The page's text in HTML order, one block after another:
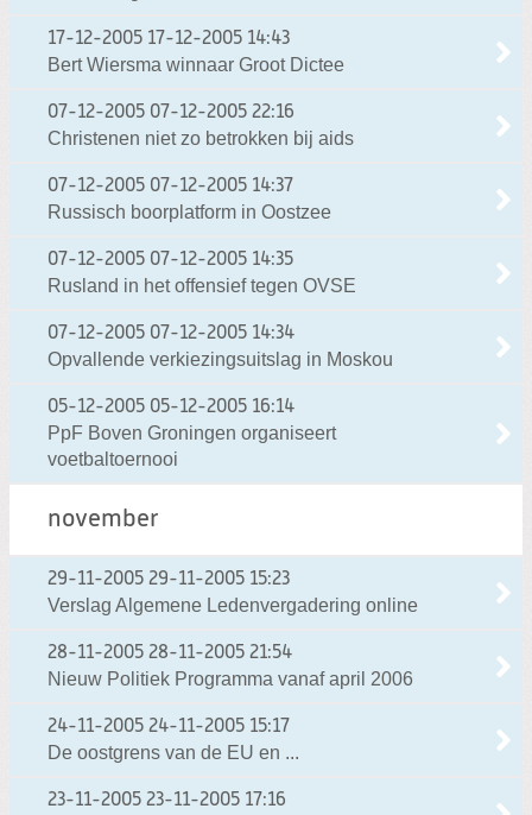
17-12-2005 17-12-2005 14:43
Bert Wiersma winnaar Groot Dictee
07-12-2005 07-12-2005 22:16
Christenen niet zo betrokken bij aids
07-12-2005 07-12-2005 14:37
Russisch boorplatform in Oostzee
07-12-2005 07-12-2005 14:35
Rusland in het offensief tegen OVSE
07-12-2005 07-12-2005 14:34
Opvallende verkiezingsuitslag in Moskou
05-12-2005 05-12-2005 16:14
PpF Boven Groningen organiseert
voetbaltoernooi
november
29-11-2005 29-11-2005 15:23
Verslag Algemene Ledenvergadering online
28-11-2005 28-11-2005 21:54
Nieuw Politiek Programma vanaf april 2006
24-11-2005 24-11-2005 15:17
De oostgrens van de EU en ...
23-11-2005 23-11-2005 17:16